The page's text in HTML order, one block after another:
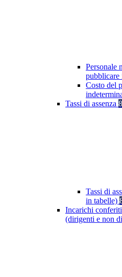
Personale
pubblicare
Costo del
Tassi di assenza 8
Tassi di
in tabelle)
Incarichi
(dirigenti e non